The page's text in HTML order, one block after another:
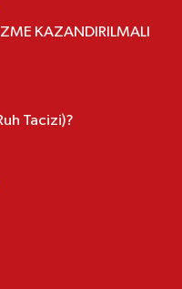
KAZANDIRILMALI
Tacizi)?